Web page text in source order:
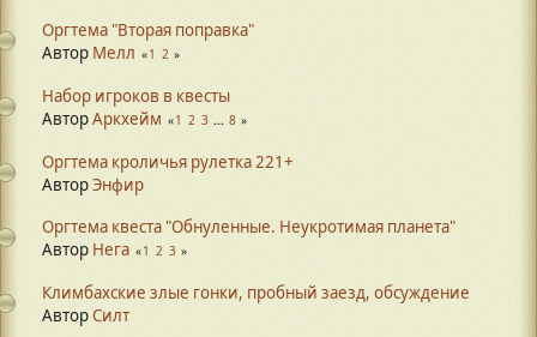
Оргтема "Вторая поправка"
Автор Мелл 1 2
Набор игроков в квесты
АвторАркхейм 1 2 3 ... 8
Оргтема кроличья рулетка 221+
АвторЭнфир
Оргтема квеста "Обнуленные. Неукротимая планета"
Автор Нега 1 2 3
Климбахские злые гонки, пробный заезд, обсуждение
АвторСилт